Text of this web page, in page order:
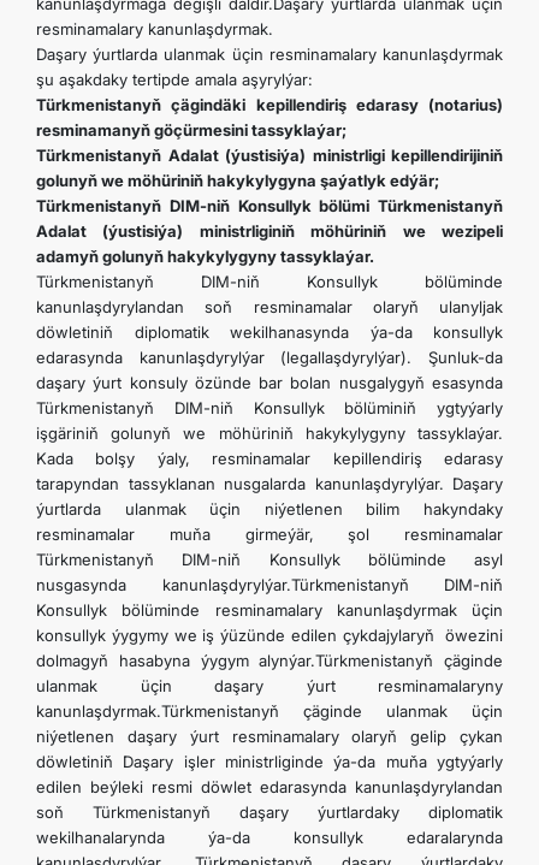
resminamalary kanunlaşdyrmak.
Daşary ýurtlarda ulanmak üçin resminamalary kanunlaşdyrmak
şu aşakdaky tertipde amala aşyrylýar:
Türkmenistanyň çägindäki kepillendiriş edarasy (notarius)
resminamanyň göçürmesini tassyklaýar;
Türkmenistanyň Adalat (ýustisiýa) ministrligi kepillendirijiniň
golunyň we möhüriniň hakykylygyna şaýatlyk edýär;
Türkmenistanyň DIM-niň Konsullyk bölümi Türkmenistanyň
Adalat (ýustisiýa) ministrliginiň möhüriniň we wezipeli
adamyň golunyň hakykylygyny tassyklaýar.
Türkmenistanyň DIM-niň Konsullyk bölüminde
kanunlaşdyrylandan soň resminamalar olaryň ulanyljak
döwletiniň diplomatik wekilhanasynda ýa-da konsullyk
edarasynda kanunlaşdyrylýar (legallaşdyrylýar). Şunluk-da
daşary ýurt konsuly özünde bar bolan nusgalygyň esasynda
Türkmenistanyň DIM-niň Konsullyk bölüminiň ygtyýarly
işgäriniň golunyň we möhüriniň hakykylygyny tassyklaýar.
Kada bolşy ýaly, resminamalar kepillendiriş edarasy
tarapyndan tassyklanan nusgalarda kanunlaşdyrylýar. Daşary
ýurtlarda ulanmak üçin niýetlenen bilim hakyndaky
resminamalar muňa girmeýär, şol resminamalar
Türkmenistanyň DIM-niň Konsullyk bölüminde asyl
nusgasynda kanunlaşdyrylýar.Türkmenistanyň DIM-niň
Konsullyk bölüminde resminamalary kanunlaşdyrmak üçin
konsullyk ýygymy we iş ýüzünde edilen çykdajylaryň öwezini
dolmagyň hasabyna ýygym alynýar.Türkmenistanyň çäginde
ulanmak üçin daşary ýurt resminamalaryny
kanunlaşdyrmak.Türkmenistanyň çäginde ulanmak üçin
niýetlenen daşary ýurt resminamalary olaryň gelip çykan
döwletiniň Daşary işler ministrliginde ýa-da muňa ygtyýarly
edilen beýleki resmi döwlet edarasynda kanunlaşdyrylandan
soň Türkmenistanyň daşary ýurtlardaky diplomatik
wekilhanalarynda ýa-da konsullyk edaralarynda